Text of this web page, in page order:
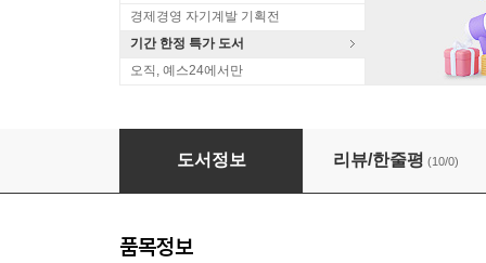
경제경영 자기계발 기획전
기간 한정 특가 도서
오직, 예스24에서만
채널 전쟁
도서정보 리뷰/한줄평 (10/0)
품목정보